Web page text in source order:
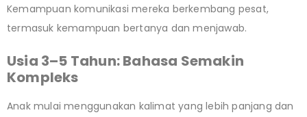
Kemampuan komunikasi mereka berkembang pesat,
termasuk kemampuan bertanya dan menjawab.
Usia 3–5 Tahun: Bahasa Semakin
Kompleks
Anak mulai menggunakan kalimat yang lebih panjang dan